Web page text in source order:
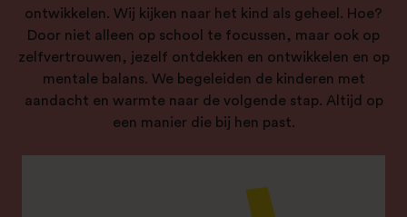
ontwikkelen. Wij kijken naar het kind als geheel. Hoe?
Door niet alleen op school te focussen, maar ook op
zelfvertrouwen, jezelf ontdekken en ontwikkelen en op
mentale balans. We begeleiden de kinderen met
aandacht en warmte naar de volgende stap. Altijd op
een manier die bij hen past.